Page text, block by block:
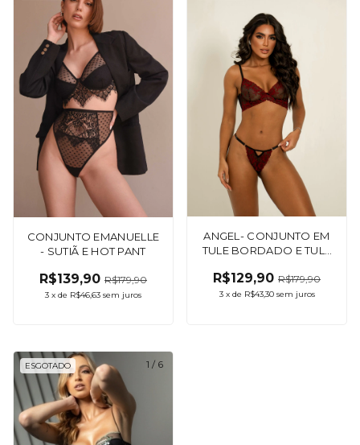
CONJUNTO EMANUELLE
- SUTIÃ E HOT PANT
R$139,90 R$179,90
3 x de R$46,63 sem juros
ANGEL- CONJUNTO EM
TULE BORDADO E TULE
R$129,90 R$179,90
3 x de R$43,30 sem juros
1 / 6
ESGOTADO